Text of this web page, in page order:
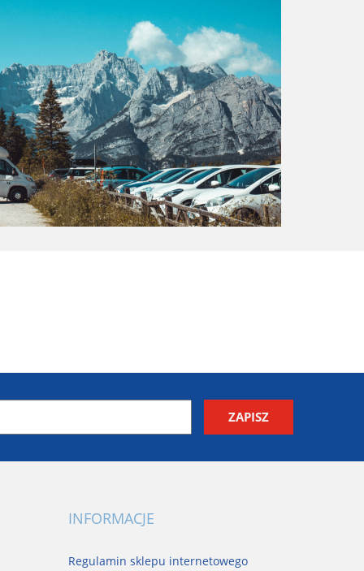
INFORMACJE
Regulamin sklepu internetowego